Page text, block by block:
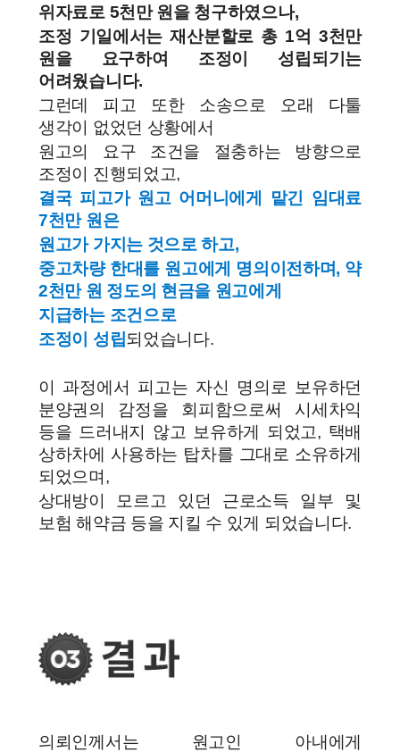
위자료로 5천만 원을 청구하였으나,
조정 기일에서는 재산분할로 총 1억 3천만
원을 요구하여 조정이 성립되기는
어려웠습니다.
그런데 피고 또한 소송으로 오래 다툴
생각이 없었던 상황에서
원고의 요구 조건을 절충하는 방향으로
조정이 진행되었고,
결국 피고가 원고 어머니에게 맡긴 임대료
7천만 원은
원고가 가지는 것으로 하고,
중고차량 한대를 원고에게 명의이전하며, 약
2천만 원 정도의 현금을 원고에게
지급하는 조건으로
조정이 성립되었습니다.
이 과정에서 피고는 자신 명의로 보유하던
분양권의 감정을 회피함으로써 시세차익
등을 드러내지 않고 보유하게 되었고, 택배
상하차에 사용하는 탑차를 그대로 소유하게
되었으며,
상대방이 모르고 있던 근로소득 일부 및
보험 해약금 등을 지킬 수 있게 되었습니다.
의뢰인께서는 원고인 아내에게